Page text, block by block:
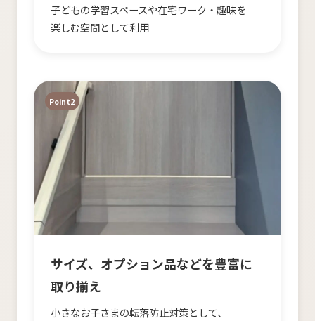
子どもの​学習スペースや​在宅ワーク・趣味を​
楽しむ​空間と​して​利用
Point2
サイズ、​オプション品などを​豊富に​
取り揃え
小さな​お子さまの​転落防止対策と​して、​